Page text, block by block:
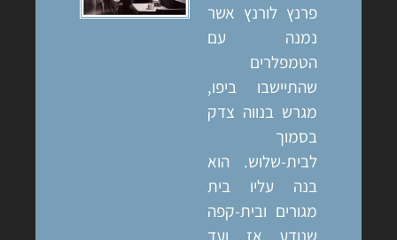
פרנץ לורנץ אשר
נמנה עם
הטמפלרים
שהתיישבו ביפו,
מגרש בנווה צדק
בסמוך
לבית-שלוש. הוא
בנה עליו בית
מגורים ובית-קפה